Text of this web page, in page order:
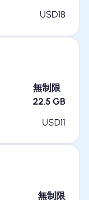
USD18
無制限
22.5 GB
USD11
無制限